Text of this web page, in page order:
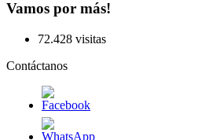
Vamos por más!
72.428 visitas
Contáctanos